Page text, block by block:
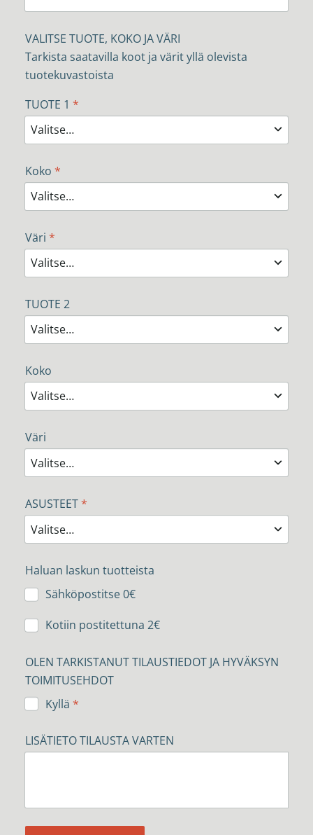
VALITSE TUOTE, KOKO JA VÄRI
Tarkista saatavilla koot ja värit yllä olevista
tuotekuvastoista
TUOTE 1 *
Koko *
Väri *
TUOTE 2
Koko
Väri
ASUSTEET*
Haluan laskun tuotteista
Sähköpostitse 0€
Kotiin postitettuna 2€
OLEN TARKISTANUT TILAUSTIEDOT JA HYVÄKSYN
TOIMITUSEHDOT
Kyllä *
LISÄTIETO TILAUSTA VARTEN